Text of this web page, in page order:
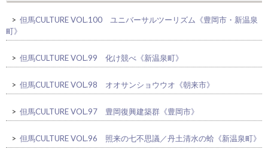
> 但馬CULTURE VOL.100 ユニバーサルツーリズム《豊岡市・新温泉
町》
> 但馬CULTURE VOL.99 化け競べ《新温泉町》
> 但馬CULTURE VOL.98 オオサンショウウオ《朝来市》
> 但馬CULTURE VOL.97 豊岡復興建築群《豊岡市》
> 但馬CULTURE VOL.96 照来の七不思議／丹土清水の蛤《新温泉町》